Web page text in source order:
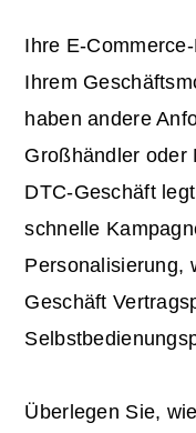
Ihre E-
Ihrem
haben andere
Großhändler oder
DTC-Geschäft
schnelle
Personalisierung,
Geschäft
Überlegen Sie,